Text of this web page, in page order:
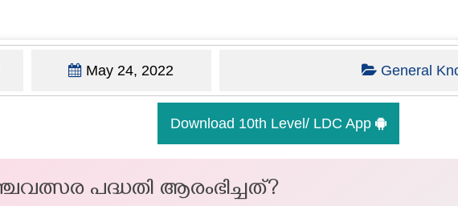
May 24, 2022 General
Download 10th Level/ LDC App
പദ്ധതി ആരംഭിച്ചത്?